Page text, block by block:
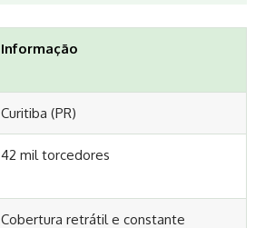
Informação
Curitiba (PR)
42 mil torcedores
Cobertura retrátil e constante